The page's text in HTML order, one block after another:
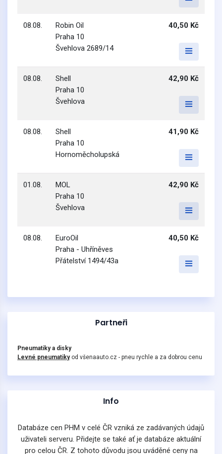
08.08.
Robin Oil
Praha 10
Švehlova 2689/14
40,50 Kč
08.08.
Shell
Praha 10
Švehlova
42,90 Kč
08.08.
Shell
Praha 10
Hornoměcholupská
41,90 Kč
01.08.
MOL
Praha 10
Švehlova
42,90 Kč
08.08.
EuroOil
Praha - Uhříněves
Přátelství 1494/43a
40,50 Kč
Partneři
Pneumatiky a disky
Levné pneumatikyod všenaauto.cz - pneu rychle a za dobrou cenu
Info
Databáze cen PHM v celé ČR vzniká ze zadávaných údajů
uživateli serveru. Přidejte se také ať je databáze aktuální
pro celou ČR. Z tohoto důvodu jsou uváděné ceny na